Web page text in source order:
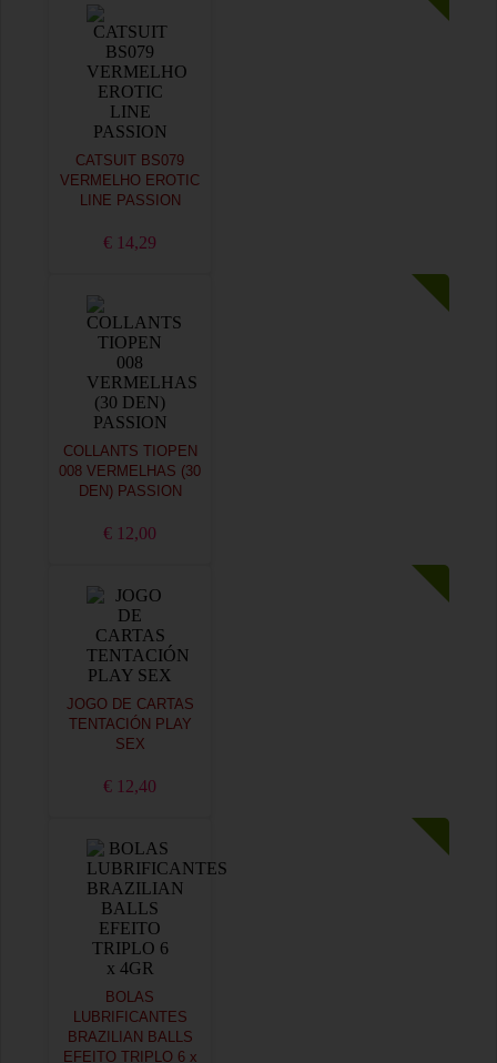
CATSUIT BS079
VERMELHO EROTIC
LINE PASSION
€ 14,29
COLLANTS TIOPEN
008 VERMELHAS (30
DEN) PASSION
€ 12,00
JOGO DE CARTAS
TENTACIÓN PLAY
SEX
€ 12,40
BOLAS
LUBRIFICANTES
BRAZILIAN BALLS
EFEITO TRIPLO 6 x